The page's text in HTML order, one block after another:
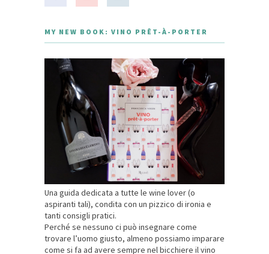
MY NEW BOOK: VINO PRÊT-À-PORTER
Una guida dedicata a tutte le wine lover (o
aspiranti tali), condita con un pizzico di ironia e
tanti consigli pratici.
Perché se nessuno ci può insegnare come
trovare l’uomo giusto, almeno possiamo imparare
come si fa ad avere sempre nel bicchiere il vino